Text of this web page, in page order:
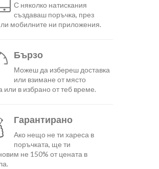
С няколко натискания
създаваш поръчка, през
мобилните ни приложения.
Бързо
Можеш да избереш доставка
или взимане от място
или в избрано от теб време.
Гарантирано
Ако нещо не ти хареса в
поръчката, ще ти
не 150% от цената в